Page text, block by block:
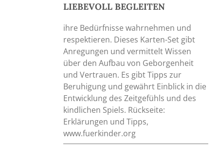
LIEBEVOLL BEGLEITEN
ihre Bedürfnisse wahrnehmen und
respektieren. Dieses Karten-Set gibt
Anregungen und vermittelt Wissen
über den Aufbau von Geborgenheit
und Vertrauen. Es gibt Tipps zur
Beruhigung und gewährt Einblick in die
Entwicklung des Zeitgefühls und des
kindlichen Spiels. Rückseite:
Erklärungen und Tipps,
www.fuerkinder.org